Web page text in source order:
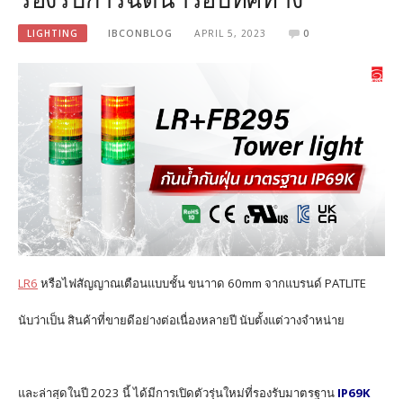
LIGHTING IBCONBLOG APRIL 5, 2023 0
LR6 หรือไฟสัญญาณเตือนแบบชั้น ขนาาด 60mm จากแบรนด์ PATLITE
นับว่าเป็น สินค้าที่ขายดีอย่างต่อเนื่องหลายปี นับตั้งแต่วางจำหน่าย
และล่าสุดในปี 2023 นี้ ได้มีการเปิดตัวรุ่นใหม่ที่รองรับมาตรฐาน IP69K